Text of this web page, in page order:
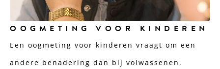
OOGMETING VOOR KINDEREN
Een oogmeting voor kinderen vraagt om een
andere benadering dan bij volwassenen.